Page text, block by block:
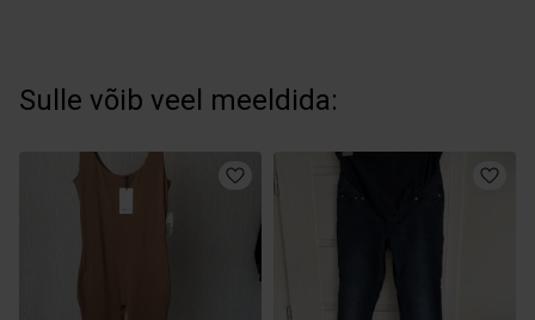
Sulle võib veel meeldida: